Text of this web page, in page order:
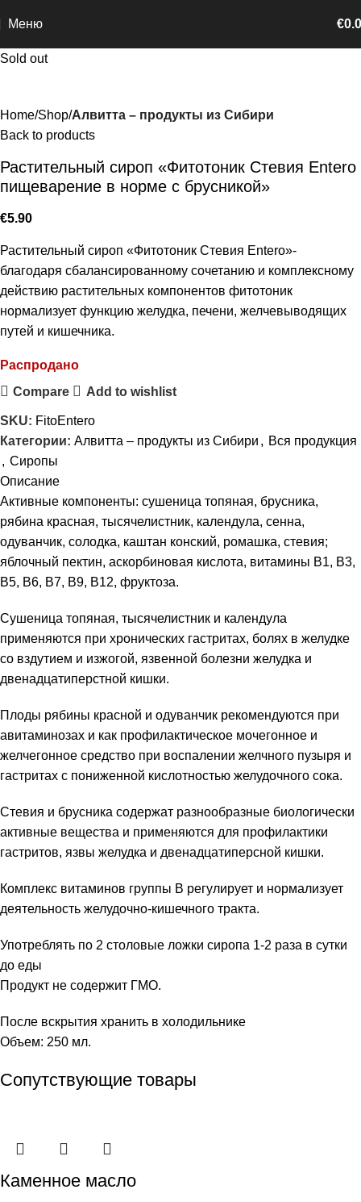
Меню €
Sold out
Home Shop Алвитта – продукты из Сибири
Back to products
Растительный сироп «Фитотоник Стевия Entero
пищеварение в норме с брусникой»
€5.90
Растительный сироп «Фитотоник Стевия Entero»-
благодаря сбалансированному сочетанию и комплексному
действию растительных компонентов фитотоник
нормализует функцию желудка, печени, желчевыводящих
путей и кишечника.
Распродано
Compare
Add to wishlist
SKU: FitoEntero
Категории: Алвитта – продукты из Сибири , Вся продукция
, Сиропы
Описание
Активные компоненты: сушеница топяная, брусника,
рябина красная, тысячелистник, календула, сенна,
одуванчик, солодка, каштан конский, ромашка, стевия;
яблочный пектин, аскорбиновая кислота, витамины В1, В3,
В5, В6, В7, В9, В12, фруктоза.
Сушеница топяная, тысячелистник и календула
применяются при хронических гастритах, болях в желудке
со вздутием и изжогой, язвенной болезни желудка и
двенадцатиперстной кишки.
Плоды рябины красной и одуванчик рекомендуются при
авитаминозах и как профилактическое мочегонное и
желчегонное средство при воспалении желчного пузыря и
гастритах с пониженной кислотностью желудочного сока.
Стевия и брусника содержат разнообразные биологически
активные вещества и применяются для профилактики
гастритов, язвы желудка и двенадцатиперсной кишки.
Комплекс витаминов группы В регулирует и нормализует
деятельность желудочно-кишечного тракта.
Употреблять по 2 столовые ложки сиропа 1-2 раза в сутки
до еды
Продукт не содержит ГМО.
После вскрытия хранить в холодильнике
Объем: 250 мл.
Сопутствующие товары
Каменное масло